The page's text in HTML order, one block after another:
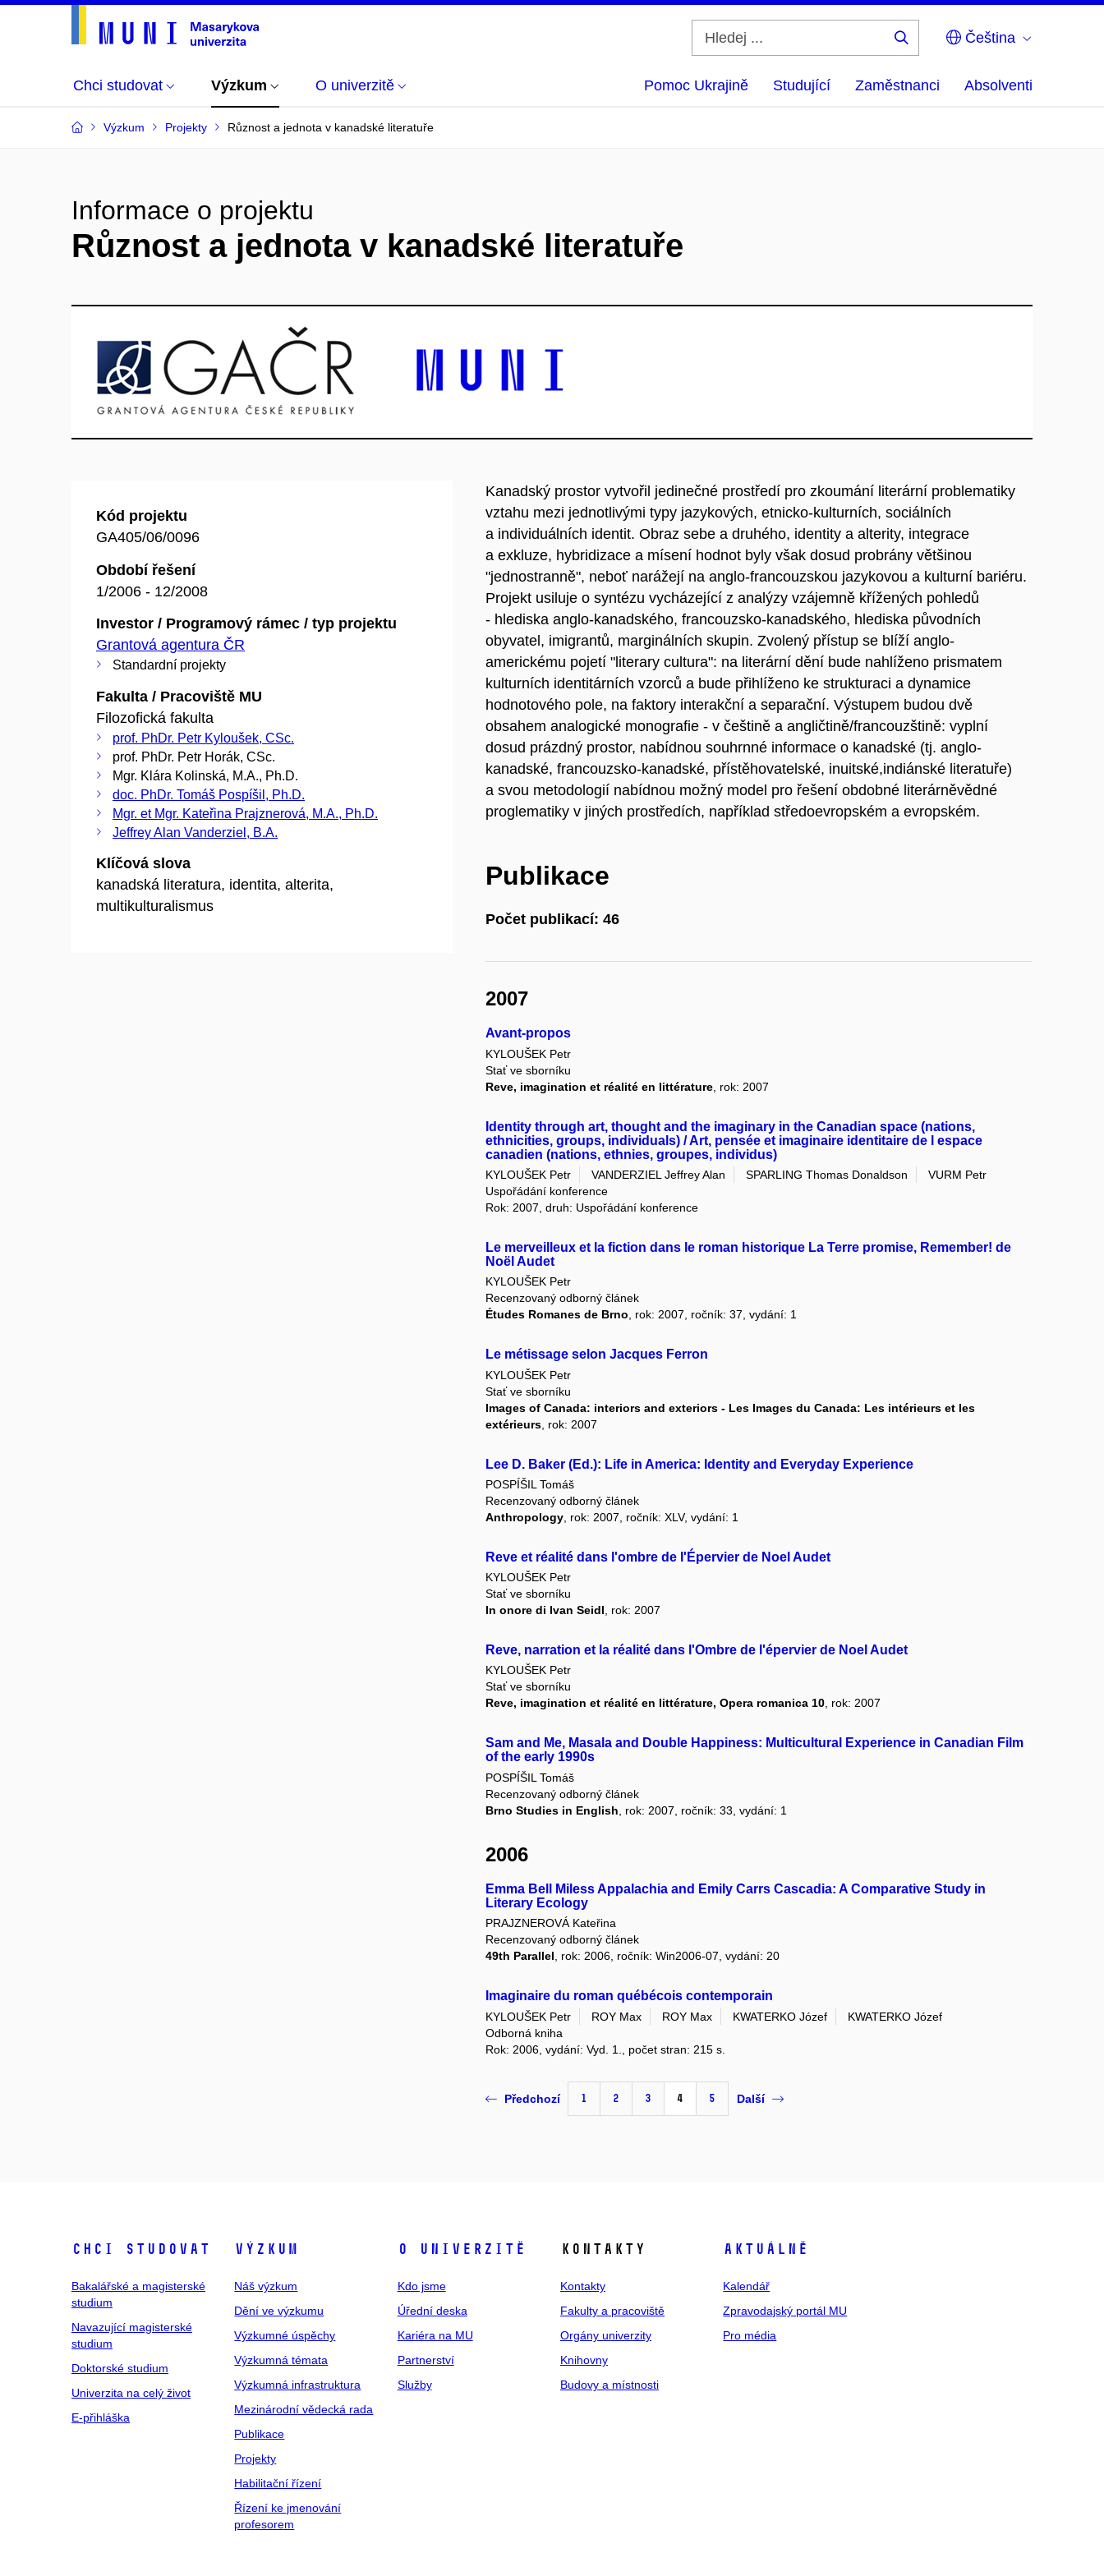
Čeština
Chci studovat Výzkum O univerzitě Pomoc Ukrajině Studující Zaměstnanci Absolventi
Výzkum Projekty Různost a jednota v kanadské literatuře
Informace o projektu
Různost a jednota v kanadské literatuře
Kód projektu
GA405/06/0096
Období řešení
1/2006 - 12/2008
Investor / Programový rámec / typ projektu
Grantová agentura ČR
Standardní projekty
Fakulta / Pracoviště MU
Filozofická fakulta
prof. PhDr. Petr Kyloušek, CSc.
prof. PhDr. Petr Horák, CSc.
Mgr. Klára Kolinská, M.A., Ph.D.
doc. PhDr. Tomáš Pospíšil, Ph.D.
Mgr. et Mgr. Kateřina Prajznerová, M.A., Ph.D.
Jeffrey Alan Vanderziel, B.A.
Klíčová slova
kanadská literatura, identita, alterita,
multikulturalismus
Kanadský prostor vytvořil jedinečné prostředí pro zkoumání literární problematiky
vztahu mezi jednotlivými typy jazykových, etnicko-kulturních, sociálních
a individuálních identit. Obraz sebe a druhého, identity a alterity, integrace
a exkluze, hybridizace a mísení hodnot byly však dosud probrány většinou
"jednostranně", neboť narážejí na anglo-francouzskou jazykovou a kulturní bariéru.
Projekt usiluje o syntézu vycházející z analýzy vzájemně křížených pohledů
- hlediska anglo-kanadského, francouzsko-kanadského, hlediska původních
obyvatel, imigrantů, marginálních skupin. Zvolený přístup se blíží anglo-
americkému pojetí "literary cultura": na literární dění bude nahlíženo prismatem
kulturních identitárních vzorců a bude přihlíženo ke strukturaci a dynamice
hodnotového pole, na faktory interakční a separační. Výstupem budou dvě
obsahem analogické monografie - v češtině a angličtině/francouzštině: vyplní
dosud prázdný prostor, nabídnou souhrnné informace o kanadské (tj. anglo-
kanadské, francouzsko-kanadské, přístěhovatelské, inuitské,indiánské literatuře)
a svou metodologií nabídnou možný model pro řešení obdobné literárněvědné
proglematiky v jiných prostředích, například středoevropském a evropském.
Publikace
Počet publikací: 46
2007
Avant-propos
KYLOUŠEK Petr
Stať ve sborníku
Reve, imagination et réalité en littérature , rok: 2007
Identity through art, thought and the imaginary in the Canadian space (nations,
ethnicities, groups, individuals) / Art, pensée et imaginaire identitaire de l espace
canadien (nations, ethnies, groupes, individus)
KYLOUŠEK Petr VANDERZIEL Jeffrey Alan SPARLING Thomas Donaldson
VURM Petr
Uspořádání konference
Rok: 2007, druh: Uspořádání konference
Le merveilleux et la fiction dans le roman historique La Terre promise, Remember! de
Noël Audet
KYLOUŠEK Petr
Recenzovaný odborný článek
Études Romanes de Brno, rok: 2007, ročník: 37, vydání: 1
Le métissage selon Jacques Ferron
KYLOUŠEK Petr
Stať ve sborníku
Images of Canada: interiors and exteriors - Les Images du Canada: Les intérieurs et les
extérieurs , rok: 2007
Lee D. Baker (Ed.): Life in America: Identity and Everyday Experience
POSPÍŠIL Tomáš
Recenzovaný odborný článek
Anthropology , rok: 2007, ročník: XLV, vydání: 1
Reve et réalité dans l'ombre de l'Épervier de Noel Audet
KYLOUŠEK Petr
Stať ve sborníku
In onore di Ivan Seidl , rok: 2007
Reve, narration et la réalité dans l'Ombre de l'épervier de Noel Audet
KYLOUŠEK Petr
Stať ve sborníku
Reve, imagination et réalité en littérature, Opera romanica 10, rok: 2007
Sam and Me, Masala and Double Happiness: Multicultural Experience in Canadian Film
of the early 1990s
POSPÍŠIL Tomáš
Recenzovaný odborný článek
Brno Studies in English , rok: 2007, ročník: 33, vydání: 1
2006
Emma Bell Miless Appalachia and Emily Carrs Cascadia: A Comparative Study in
Literary Ecology
PRAJZNEROVÁ Kateřina
Recenzovaný odborný článek
49th Parallel, rok: 2006, ročník: Win2006-07, vydání: 20
Imaginaire du roman québécois contemporain
KYLOUŠEK Petr ROY Max ROY Max KWATERKO Józef
KWATERKO Józef
Odborná kniha
Rok: 2006, vydání: Vyd. 1., počet stran: 215 s.
Předchozí 1 2 3 4 5 Další
Chci studovat
Bakalářské a magisterské
studium
Navazující magisterské
studium
Doktorské studium
Univerzita na celý život
E-přihláška
Výzkum
Náš výzkum
Dění ve výzkumu
Výzkumné úspěchy
Výzkumná témata
Výzkumná infrastruktura
Mezinárodní vědecká rada
Publikace
Projekty
Habilitační řízení
Řízení ke jmenování
profesorem
O univerzitě
Kdo jsme
Úřední deska
Kariéra na MU
Partnerství
Služby
Kontakty
Kontakty
Fakulty a pracoviště
Orgány univerzity
Knihovny
Budovy a místnosti
Aktuálně
Kalendář
Zpravodajský portál MU
Pro média